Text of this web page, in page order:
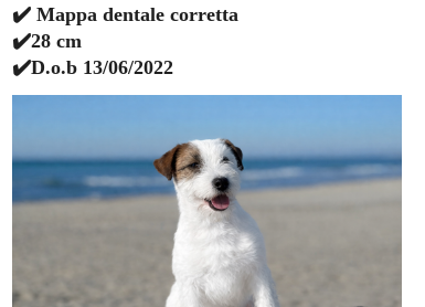
✔️ Mappa dentale corretta
✔️28 cm
✔️D.o.b 13/06/2022